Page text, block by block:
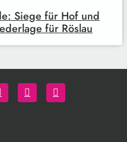
Siege für Hof und
für Röslau